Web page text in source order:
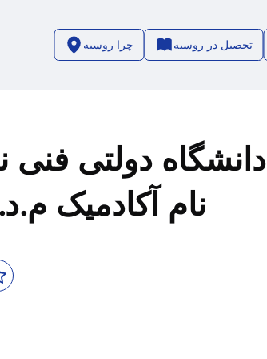
چرا روسیه تحصیل در روسیه
دانشگاه دولتی
نام آکادمیک